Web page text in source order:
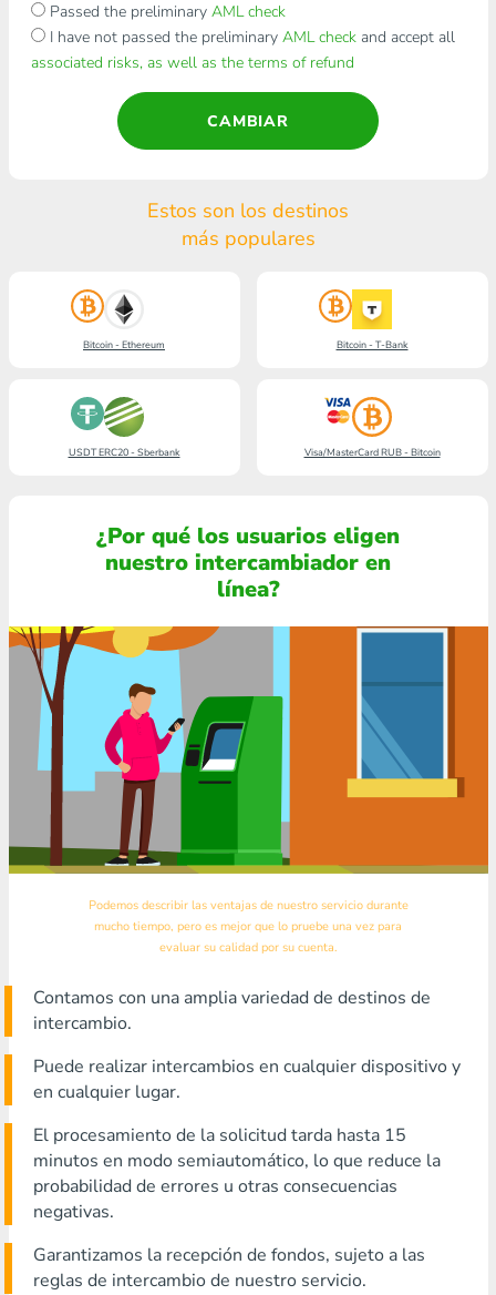
Passed the preliminary AML check
I have not passed the preliminary AML checkand accept all
associated risks, as well as the terms of refund
CAMBIAR
Estos son los destinos
más populares
Bitcoin - Ethereum Bitcoin - T-Bank
USDT ERC20 - Sberbank Visa/MasterCard RUB - Bitcoin
¿Por qué los usuarios eligen
nuestro intercambiador en
línea?
Podemos describir las ventajas de nuestro servicio durante
mucho tiempo, pero es mejor que lo pruebe una vez para
evaluar su calidad por su cuenta.
Contamos con una amplia variedad de destinos de
intercambio.
Puede realizar intercambios en cualquier dispositivo y
en cualquier lugar.
El procesamiento de la solicitud tarda hasta 15
minutos en modo semiautomático, lo que reduce la
probabilidad de errores u otras consecuencias
negativas.
Garantizamos la recepción de fondos, sujeto a las
reglas de intercambio de nuestro servicio.